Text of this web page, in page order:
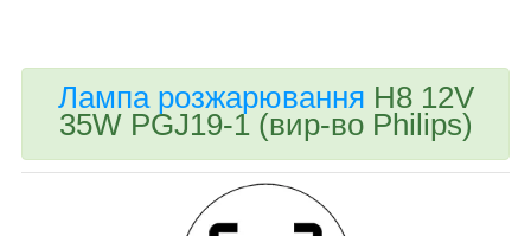
Лампа розжарювання H8 12V
35W PGJ19-1 (вир-во Philips)